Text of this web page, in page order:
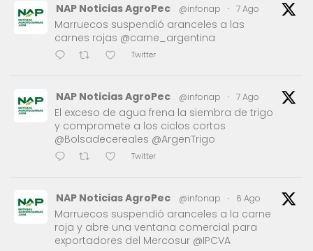
NAP Noticias AgroPec @infonap · 7 Ago
Marruecos suspendió aranceles a las
carnes rojas @carne_argentina
Twitter
NAP Noticias AgroPec @infonap · 7 Ago
El exceso de agua frena la siembra de trigo
y compromete a los ciclos cortos
@Bolsadecereales @ArgenTrigo
Twitter
NAP Noticias AgroPec @infonap · 6 Ago
Marruecos suspendió aranceles a la carne
roja y abre una ventana comercial para
exportadores del Mercosur @IPCVA